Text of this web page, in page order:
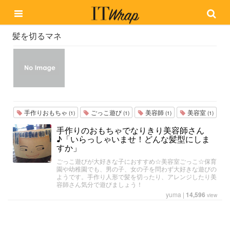
髪を切るマネ
手作りおもちゃ (1) ごっこ遊び (1) 美容師 (1) 美容室 (1)
手作りのおもちゃでなりきり美容師さん
♪「いらっしゃいませ！どんな髪型にしま
すか」
ごっこ遊びが大好きな子におすすめ☆美容室ごっこ☆保育
園や幼稚園でも、男の子、女の子を問わず大好きな遊びの
ようです。手作り人形で髪を切ったり、アレンジしたり美
容師さん気分で遊びましょう！
yuma | 14,596 view